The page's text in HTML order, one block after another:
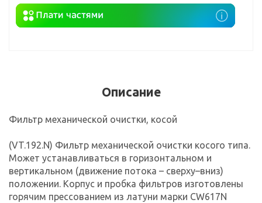
Описание
Фильтр механической очистки, косой
(VT.192.N) Фильтр механической очистки косого типа.
Может устанавливаться в горизонтальном и
вертикальном (движение потока – сверху–вниз)
положении. Корпус и пробка фильтров изготовлены
горячим прессованием из латуни марки CW617N